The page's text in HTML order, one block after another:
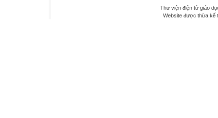
Thư viện điện tử giáo
Website được thừa kế